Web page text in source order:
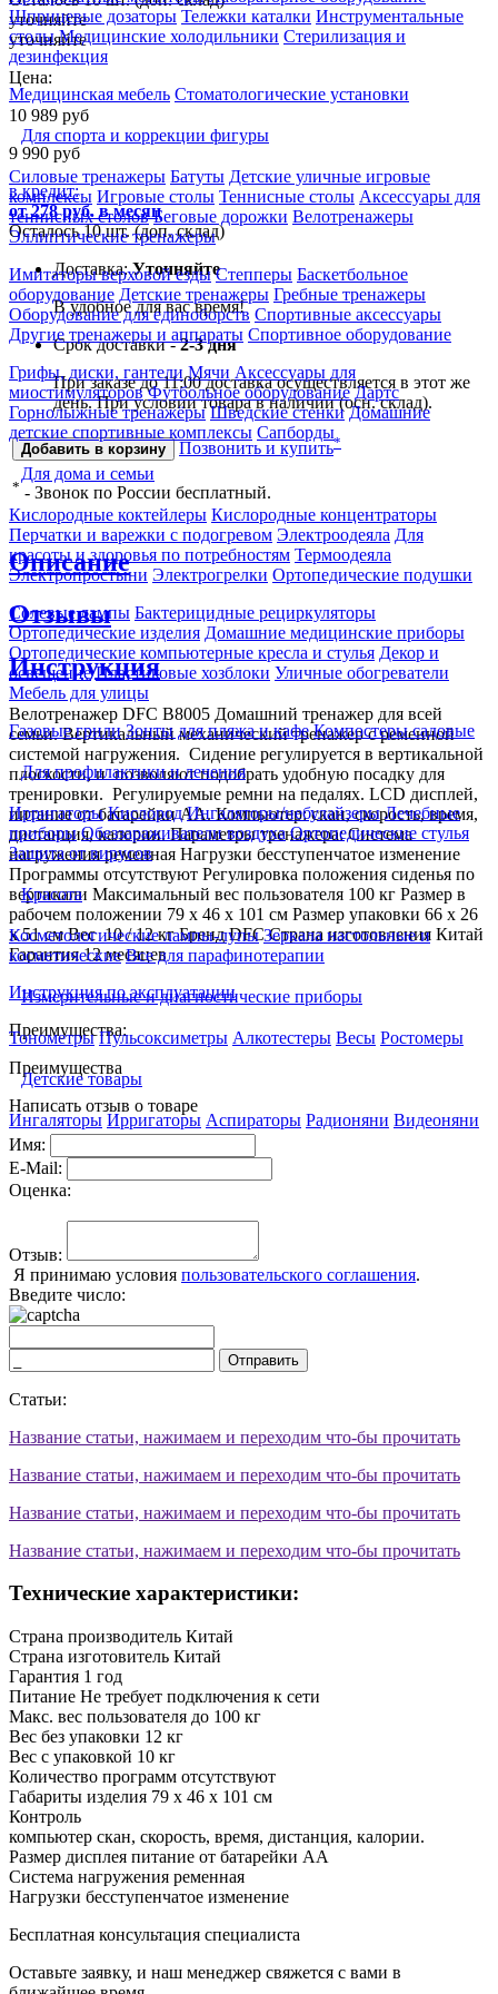
Шприцевые дозаторы Тележки каталки Инструментальные
столы Медицинские холодильники Стерилизация и
дезинфекция
Медицинская мебель Стоматологические установки
Для спорта и коррекции фигуры
Силовые тренажеры Батуты Детские уличные игровые
комплексы Игровые столы Теннисные столы Аксессуары для
теннисных столов Беговые дорожки Велотренажеры
Эллиптические тренажеры
Имитаторы верховой езды Степперы Баскетбольное
оборудование Детские тренажеры Гребные тренажеры
Оборудование для единоборств Спортивные аксессуары
Другие тренажеры и аппараты Спортивное оборудование
Грифы, диски, гантели Мячи Аксессуары для
миостимуляторов Футбольное оборудование Дартс
Горнолыжные тренажёры Шведские стенки Домашние
детские спортивные комплексы Сапборды
Для дома и семьи
Кислородные коктейлеры Кислородные концентраторы
Перчатки и варежки с подогревом Электроодеяла Для
красоты и здоровья по потребностям Термоодеяла
Электропростыни Электрогрелки Ортопедические подушки
Солевые лампы Бактерицидные рециркуляторы
Ортопедические изделия Домашние медицинские приборы
Ортопедические компьютерные кресла и стулья Декор и
освещение Пластиковые хозблоки Уличные обогреватели
Мебель для улицы
Газовые грили Зонты для пляжа и кафе Компостеры садовые
Для профилактики и лечения
Ирригаторы Кислород Ингаляторы/небулайзеры Лечебные
приборы Обеззараживатели воздуха Ортопедические стулья
Защита от вирусов
Красота
Косметологические лампы-лупы Зеркала настольные и
косметические Все для парафинотерапии
Измерительные и диагностические приборы
Тонометры Пульсоксиметры Алкотестеры Весы Ростомеры
Детские товары
Ингаляторы Ирригаторы Аспираторы Радионяни Видеоняни
уточняйте
уточняйте
Цена:
10 989 руб
9 990 руб
в кредит:
от 278 руб. в месяц
Осталось 10 шт. (доп. склад)
Доставка:Уточняйте
В удобное для вас время!
Срок доставки -2-3 дня
При заказе до 11:00 доставка осуществляется в этот же
день. При условии товара в наличии (осн. склад).
Добавить в корзину Позвонить и купить*
* - Звонок по России бесплатный.
Описание
Отзывы
Инструкция
Велотренажер DFC B8005 Домашний тренажер для всей
семьи. Вертикальный механический тренажер с ременной
системой нагружения. Сидение регулируется в вертикальной
плоскости, и позволяют подобрать удобную посадку для
тренировки. Регулируемые ремни на педалях. LCD дисплей,
питание от батарейки АА. Компьютер: скан, скорость, время,
дистанция, калории. Параметры тренажера: Система
нагружения ременная Нагрузки бесступенчатое изменение
Программы отсутствуют Регулировка положения сиденья по
вертикали Максимальный вес пользователя 100 кг Размер в
рабочем положении 79 х 46 х 101 см Размер упаковки 66 х 26
х 51 см Вес 10 / 12 кг Бренд DFC Страна изготовления Китай
Гарантия 12 месяцев
Инструкция по эксплуатации
Преимущества:
Преимущества
Написать отзыв о товаре
Имя:
E-Mail:
Оценка:
Отзыв:
Я принимаю условия пользовательского соглашения.
Введите число:
Отправить
Статьи:
Название статьи, нажимаем и переходим что-бы прочитать
Название статьи, нажимаем и переходим что-бы прочитать
Название статьи, нажимаем и переходим что-бы прочитать
Название статьи, нажимаем и переходим что-бы прочитать
Технические характеристики:
Страна производитель Китай
Страна изготовитель Китай
Гарантия 1 год
Питание Не требует подключения к сети
Макс. вес пользователя до 100 кг
Вес без упаковки 12 кг
Вес с упаковкой 10 кг
Количество программ отсутствуют
Габариты изделия 79 х 46 х 101 см
Контроль
компьютер скан, скорость, время, дистанция, калории.
Размер дисплея питание от батарейки АА
Система нагружения ременная
Нагрузки бесступенчатое изменение
Бесплатная консультация специалиста
Оставьте заявку, и наш менеджер свяжется с вами в